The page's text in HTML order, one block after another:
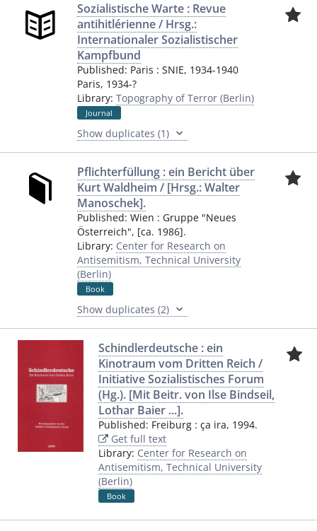
Sozialistische Warte : Revue
antihitlérienne / Hrsg.:
Internationaler Sozialistischer
Kampfbund
Published: Paris : SNIE, 1934-1940
Paris, 1934-?
Library: Topography of Terror (Berlin)
Journal
Show duplicates (1)
Pflichterfüllung : ein Bericht über
Kurt Waldheim / [Hrsg.: Walter
Manoschek].
Published: Wien : Gruppe "Neues
Österreich", [ca. 1986].
Library: Center for Research on
Antisemitism, Technical University
(Berlin)
Book
Show duplicates (2)
Schindlerdeutsche : ein
Kinotraum vom Dritten Reich /
Initiative Sozialistisches Forum
(Hg.). [Mit Beitr. von Ilse Bindseil,
Lothar Baier ...].
Published: Freiburg: ça ira, 1994.
Get full text
Library: Center for Research on
Antisemitism, Technical University
(Berlin)
Book